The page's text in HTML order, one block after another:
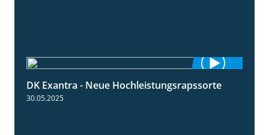
2:15
DK Exantra - Neue Hochleistungsrapssorte
30.05.2025